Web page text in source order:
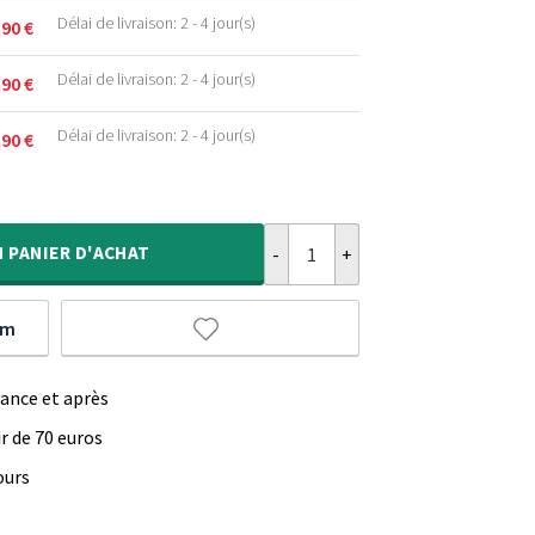
€ Délai de livraison: 2 - 4 jour(s)
€ Délai de livraison: 2 - 4 jour(s)
€ Délai de livraison: 2 - 4 jour(s)
PANIER D'ACHAT
et après
70 euros